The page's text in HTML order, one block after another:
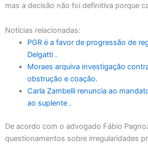
mas a decisão não foi definitiva porque
Notícias relacionadas:
PGR é a favor de progressão de
Delgatti .
Moraes arquiva investigação
obstrução e coação.
Carla Zambelli renuncia ao
ao suplente .
De acordo com o advogado Fábio
questionamentos sobre irregularidades